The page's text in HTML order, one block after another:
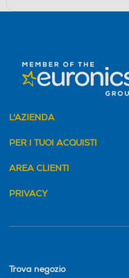
L'AZIENDA
PER I TUOI ACQUISTI
AREA CLIENTI
PRIVACY
Trova negozio